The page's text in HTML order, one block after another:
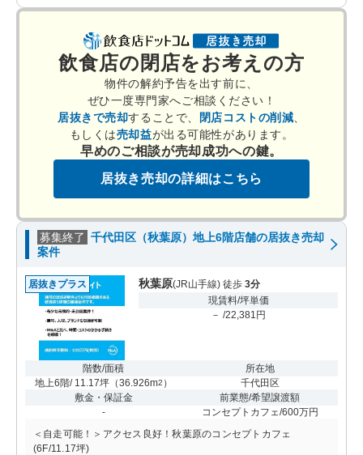
飲食店の閉店をお考えの方
物件の解約予告を出す前に、
ぜひ一度専門家へご相談ください！
居抜きで売却することで、 閉店コストの削減
もしくは売却益が出る可能性があります。
早めのご相談が売却成功への鍵。
居抜き売却の詳細はこちら
募集終了 千代田区（秋葉原）地上6階店舗の居抜き売却
案件
居抜きプラス 秋葉原(JR山手線) 徒歩 3分
現賃料/坪単価
－ /22,381円
階数/面積
地上6階/ 11.17坪（36.926m2 ）
所在地
千代田区
敷金・保証金
-
前業態/希望譲渡額
コンセプトカフェ/600万円
＜自走可能！＞アクセス良好！秋葉原のコンセプトカフェ
(6F/11.17坪)